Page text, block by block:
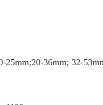
25mm;20-36mm; 32-